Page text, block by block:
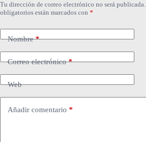
Tu dirección de correo electrónico no será publicada.
obligatorios están marcados con *
Nombre*
Correo electrónico*
Web
Añadir comentario *